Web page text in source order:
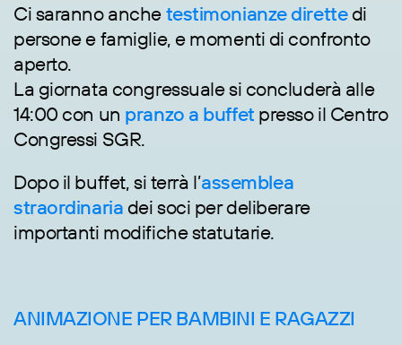
Ci saranno anchetestimonianze direttedi
persone e famiglie, e momenti di confronto
aperto.
La giornata congressuale si concluderà alle
14:00 con un pranzo a buffet presso il Centro
Congressi SGR.
Dopo il buffet, si terrà l’assemblea
straordinaria dei soci per deliberare
importanti modifiche statutarie.
ANIMAZIONE PER BAMBINI E RAGAZZI